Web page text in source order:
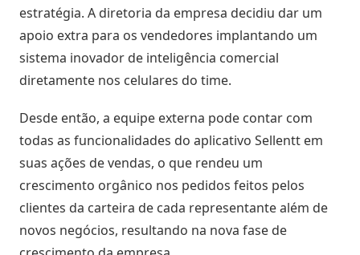
de
Preço
Off-
line
Saldo
Flex
/
VPC
disponíveis
Outras
soluções
Seja um
parceiro
integrado
Sellentt
ganhe
estratégia. A diretoria da empresa decidiu dar um
apoio extra para os vendedores implantando um
sistema inovador de inteligência comercial
diretamente nos celulares do time.
Desde então, a equipe externa pode contar com
todas as funcionalidades do aplicativo Sellentt em
suas ações de vendas, o que rendeu um
crescimento orgânico nos pedidos feitos pelos
clientes da carteira de cada representante além de
novos negócios, resultando na nova fase de